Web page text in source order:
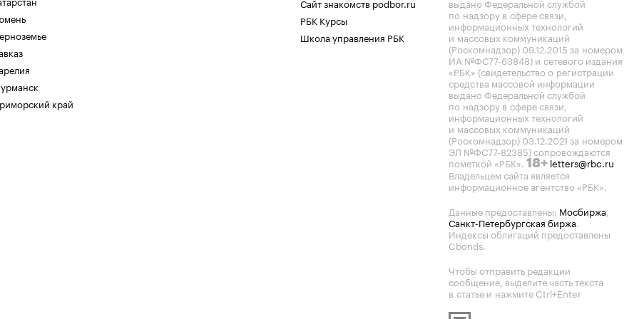
край
Сайт знакомств podbor.ru
РБК Курсы
Школа управления РБК
выдано Федеральной службой
по надзору в сфере связи,
информационных технологий
и массовых коммуникаций
(Роскомнадзор) 09.12.2015 за номером
ИА №ФС77-63848) и сетевого издания
«РБК» (свидетельство о регистрации
средства массовой информации
выдано Федеральной службой
по надзору в сфере связи,
информационных технологий
и массовых коммуникаций
(Роскомнадзор) 03.12.2021 за номером
ЭЛ №ФС77-82385) сопровождаются
пометкой «РБК». 18+ letters@rbc.ru
Владельцем сайта является
информационное агентство «РБК».
Данные предоставлены: Мосбиржа,
Санкт-Петербургская биржа.
Индексы облигаций предоставлены
Cbonds.
Чтобы отправить редакции
сообщение, выделите часть текста
в статье и нажмите Ctrl+Enter